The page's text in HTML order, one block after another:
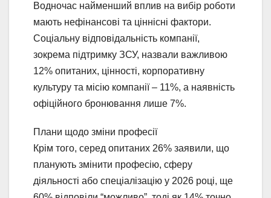
Водночас найменший вплив на вибір роботи
мають нефінансові та ціннісні фактори.
Соціальну відповідальність компанії,
зокрема підтримку ЗСУ, назвали важливою
12% опитаних, цінності, корпоративну
культуру та місію компанії – 11%, а наявність
офіційного бронювання лише 7%.
Плани щодо зміни професії
Крім того, серед опитаних 26% заявили, що
планують змінити професію, сферу
діяльності або спеціалізацію у 2026 році, ще